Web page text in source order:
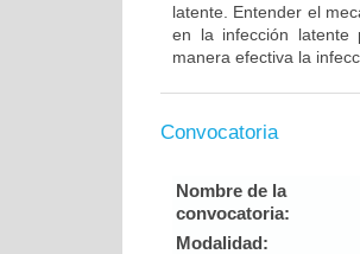
latente. Entender el
en la infección latente
manera efectiva la
Convocatoria
Nombre de la
convocatoria:
Modalidad: